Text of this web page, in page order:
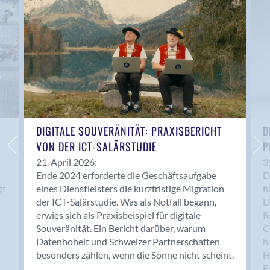
Anwil
Appenzell
Au SG
Baar
Baden
Balsthal
Balzers
Basel
Bassersdorf
Belp
Bendern
Benken (SG)
Bergdietikon
Berlin
Bern
Bern - Liebefeld
DIGITALE SOUVERÄNITÄT: PRAXISBERICHT
VON DER ICT-SALÄRSTUDIE
21. April 2026:
Ende 2024 erforderte die Geschäftsaufgabe
eines Dienstleisters die kurzfristige Migration
der ICT-Salärstudie. Was als Notfall begann,
erwies sich als Praxisbeispiel für digitale
Souveränität. Ein Bericht darüber, warum
Datenhoheit und Schweizer Partnerschaften
besonders zählen, wenn die Sonne nicht scheint.